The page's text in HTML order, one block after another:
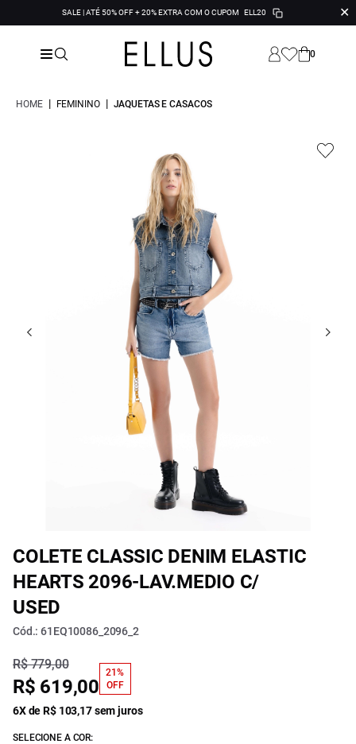
SALE | ATÉ 50% OFF + 20% EXTRA COM O CUPOM ELL20 ✕
0
HOME | FEMININO | JAQUETAS E CASACOS
COLETE CLASSIC DENIM ELASTIC
HEARTS 2096-LAV.MEDIO C/
USED
Cód.: 61EQ10086_2096_2
R$ 779,00
R$ 619,00
21%
OFF
6X de R$ 103,17 sem juros
SELECIONE A COR: